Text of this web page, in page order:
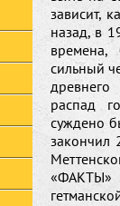
зависит,
назад, в
сильный
древнего
распад
суждено
закончил
«ФАКТЫ»